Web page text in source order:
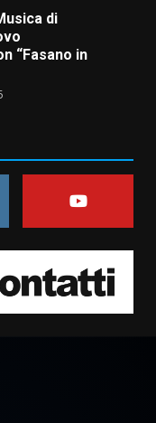
di
“Fasano in
dal
per la “Sagra
a Savelletri